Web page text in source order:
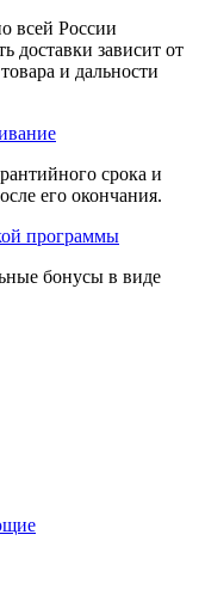
всей России
доставки зависит от
и дальности
срока и
его окончания.
программы
бонусы в виде